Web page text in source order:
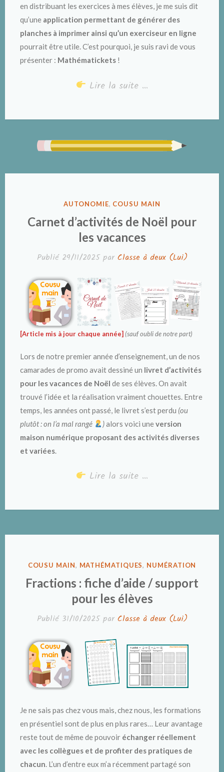
en distribuant les exercices à mes élèves, je me suis dit
qu’une application permettant de générer des
planches à imprimer ainsi qu’un exerciseur en ligne
pourrait être utile. C’est pourquoi, je suis ravi de vous
présenter : Mathématickets !
Lire la suite …
PUBLIÉ
AUTONOMIE, COUSU MAIN
Carnet d’activités de Noël pour
les vacances
Publié 29/11/2025par Classe à deux (Lui)
[Article mis à jour chaque année] (sauf oubli de notre part)
Lors de notre premier année d’enseignement, un de nos
camarades de promo avait dessiné un livret d’activités
pour les vacances de Noël de ses élèves. On avait
trouvé l’idée et la réalisation vraiment chouettes. Entre
temps, les années ont passé, le livret s’est perdu (ou
plutôt : on l’a mal rangé
)alors voici uneversion
maison numérique proposant des activités diverses
et variées.
Lire la suite …
PUBLIÉ
COUSU MAIN, MATHÉMATIQUES, NUMÉRATION
Fractions : fiche d’aide / support
pour les élèves
Publié 31/10/2025par Classe à deux (Lui)
Je ne sais pas chez vous mais, chez nous, les formations
en présentiel sont de plus en plus rares… Leur avantage
reste tout de même de pouvoir échanger réellement
avec les collègues et de profiter des pratiques de
chacun. L’un d’entre eux m’a récemment partagé son